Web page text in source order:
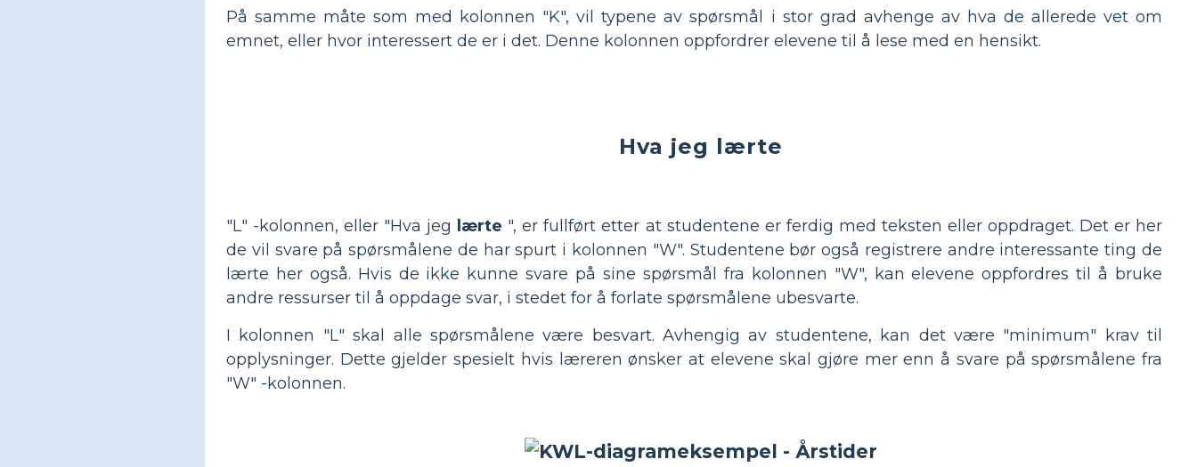
På samme måte som med kolonnen "K", vil typene av spørsmål i stor grad avhenge av hva de allerede vet om
emnet, eller hvor interessert de er i det. Denne kolonnen oppfordrer elevene til å lese med en hensikt.
Hva jeg lærte
"L" -kolonnen, eller "Hva jeg lærte ", er fullført etter at studentene er ferdig med teksten eller oppdraget. Det er her
de vil svare på spørsmålene de har spurt i kolonnen "W". Studentene bør også registrere andre interessante ting de
lærte her også. Hvis de ikke kunne svare på sine spørsmål fra kolonnen "W", kan elevene oppfordres til å bruke
andre ressurser til å oppdage svar, i stedet for å forlate spørsmålene ubesvarte.
I kolonnen "L" skal alle spørsmålene være besvart. Avhengig av studentene, kan det være "minimum" krav til
opplysninger. Dette gjelder spesielt hvis læreren ønsker at elevene skal gjøre mer enn å svare på spørsmålene fra
"W" -kolonnen.